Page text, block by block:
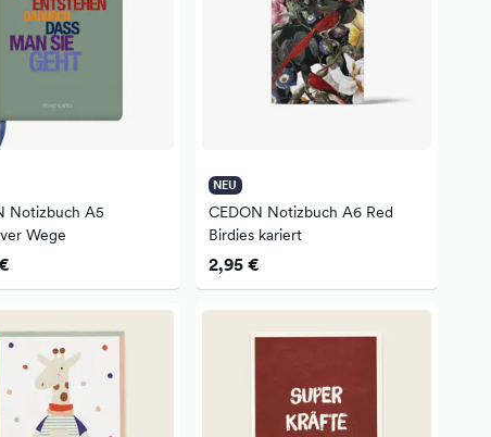
Notizbuch A5
Wege
NEU
CEDON Notizbuch A6 Red
Birdies kariert
2,95 €